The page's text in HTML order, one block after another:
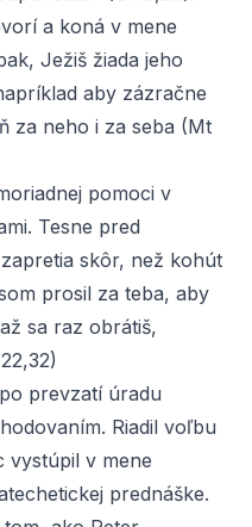
a koná v mene
Ježiš žiada jeho
aby zázračne
za neho i za seba (Mt
pomoci v
Tesne pred
skôr, než kohút
prosil za teba, aby
sa raz obrátiš,
prevzatí úradu
Riadil voľbu
vystúpil v mene
prednáške.